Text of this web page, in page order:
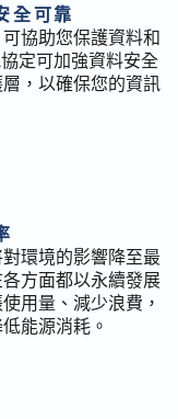
全可靠
協助您保護資料和
定可加強資料安全
，以確保您的資訊
環境的影響降至最
方面都以永續發展
用量、減少浪費，
能源消耗。